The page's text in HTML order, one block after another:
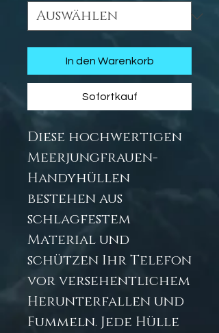
In den Warenkorb
Sofortkauf
Diese hochwertigen
Meerjungfrauen-
Handyhüllen
bestehen aus
schlagfestem
Material und
schützen Ihr Telefon
vor versehentlichem
Herunterfallen und
Fummeln. Jede Hülle